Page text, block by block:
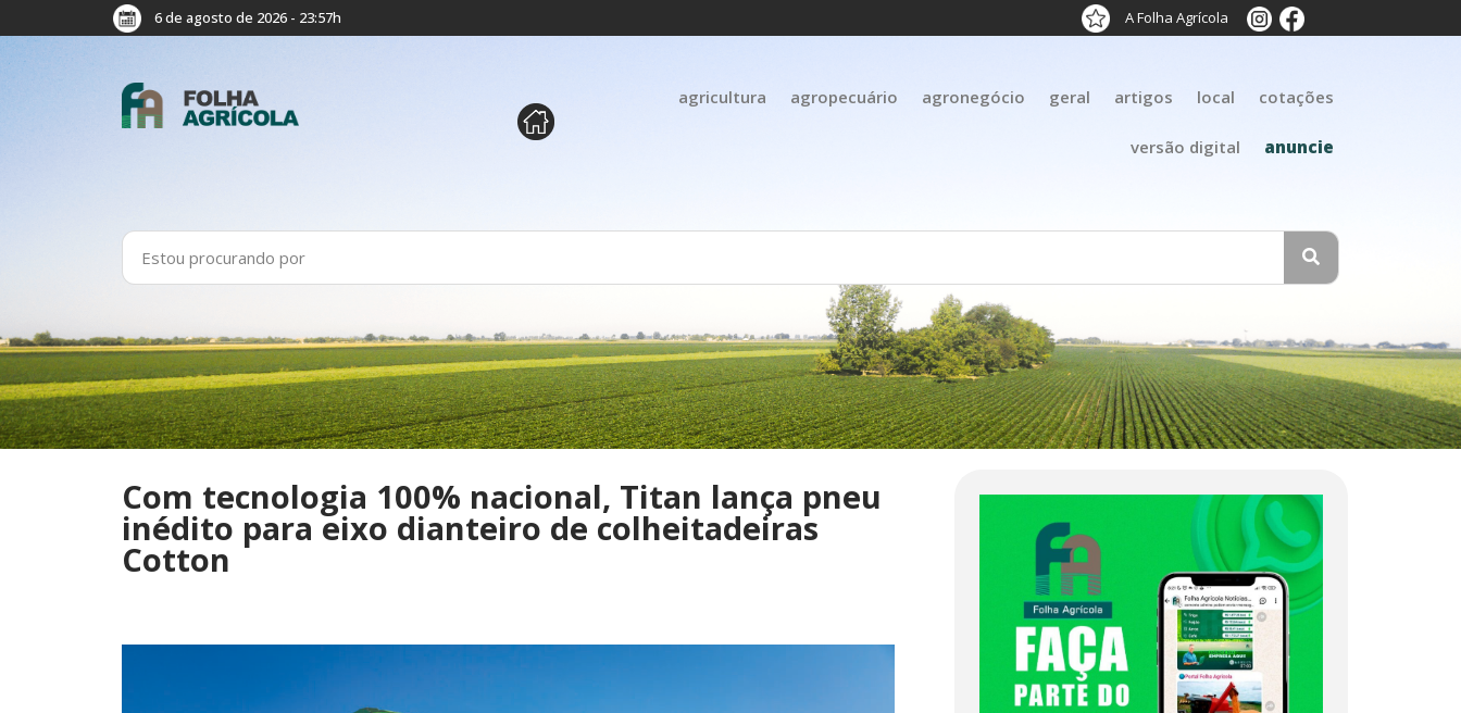
6 de agosto de 2026 - 23:57h A Folha Agrícola
agricultura agropecuário agronegócio geral artigos local cotações
versão digital anuncie
Com tecnologia 100% nacional, Titan lança pneu
inédito para eixo dianteiro de colheitadeiras
Cotton